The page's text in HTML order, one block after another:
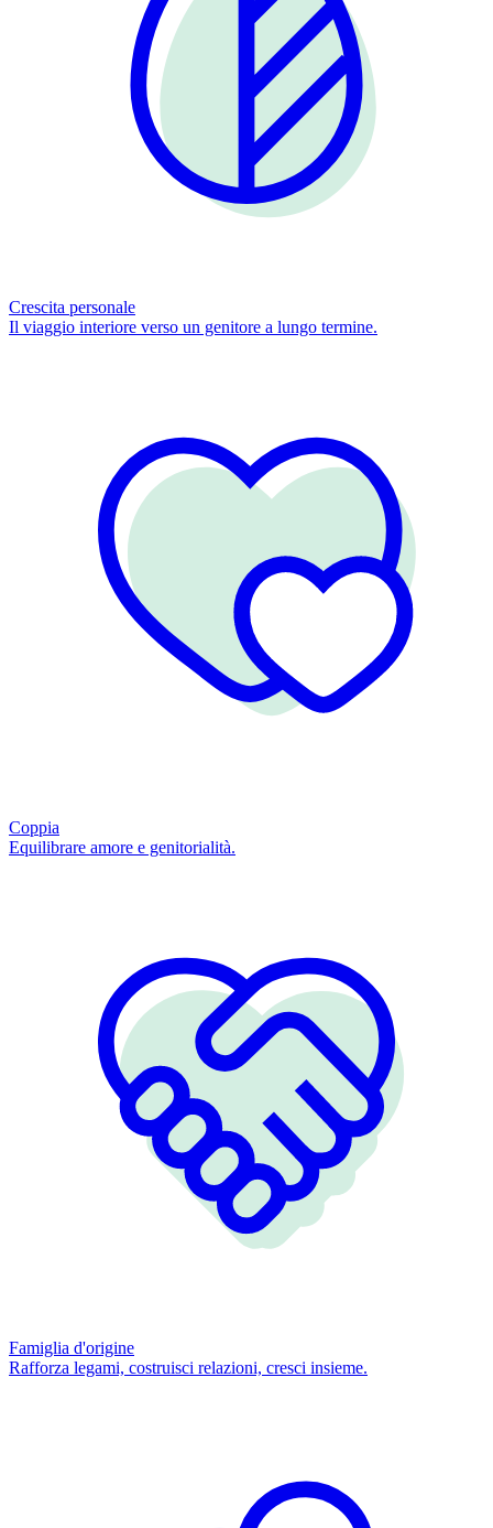
Crescita personale
Il viaggio interiore verso un genitore a lungo termine.
Coppia
Equilibrare amore e genitorialità.
Famiglia d'origine
Rafforza legami, costruisci relazioni, cresci insieme.